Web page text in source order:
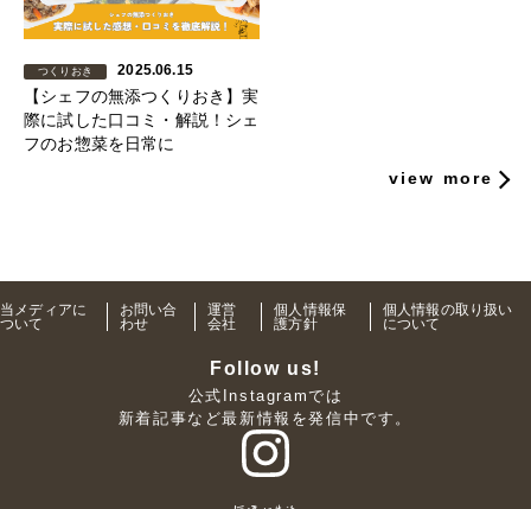
つくりおき 2025.06.15
【シェフの無添つくりおき】実
際に試した口コミ・解説！シェ
フのお惣菜を日常に
view more
当メディアに
ついて
お問い合
わせ
運営
会社
個人情報保
護方針
個人情報の取り扱い
について
Follow us!
公式Instagramでは
新着記事など最新情報を発信中です。